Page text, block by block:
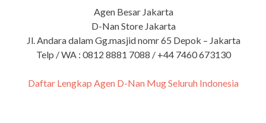
Agen Besar Jakarta
D-Nan Store Jakarta
Jl. Andara dalam Gg.masjid nomr 65 Depok – Jakarta
Telp / WA : 0812 8881 7088 / +44 7460 673130
Daftar Lengkap Agen D-Nan Mug Seluruh Indonesia